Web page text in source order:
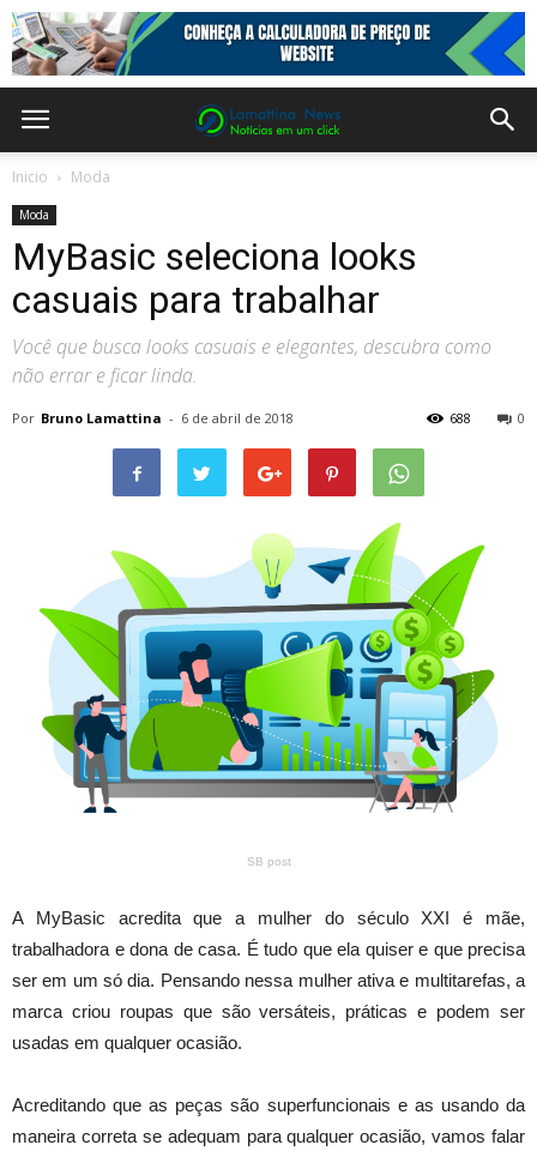
Inicio Moda
Moda
MyBasic seleciona looks
casuais para trabalhar
Você que busca looks casuais e elegantes, descubra como
não errar e ficar linda.
Por Bruno Lamattina - 6 de abril de 2018 0
688
SB post
A MyBasic acredita que a mulher do século XXI é mãe,
trabalhadora e dona de casa. É tudo que ela quiser e que precisa
ser em um só dia. Pensando nessa mulher ativa e multitarefas, a
marca criou roupas que são versáteis, práticas e podem ser
usadas em qualquer ocasião.
Acreditando que as peças são superfuncionais e as usando da
maneira correta se adequam para qualquer ocasião, vamos falar